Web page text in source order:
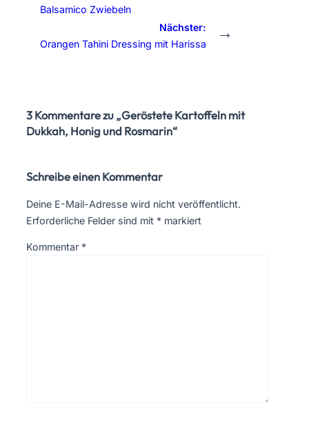
Balsamico Zwiebeln
Nächster:
Orangen Tahini Dressing mit Harissa
→
3 Kommentare zu „Geröstete Kartoffeln mit
Dukkah, Honig und Rosmarin“
Schreibe einen Kommentar
Deine E-Mail-Adresse wird nicht veröffentlicht.
Erforderliche Felder sind mit * markiert
Kommentar *